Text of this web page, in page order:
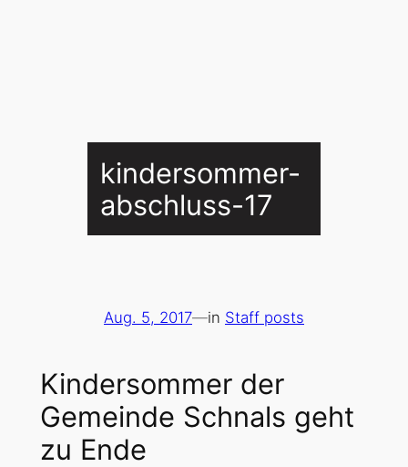
kindersommer-
abschluss-17
Aug. 5, 2017—in Staff posts
Kindersommer der
Gemeinde Schnals geht
zu Ende